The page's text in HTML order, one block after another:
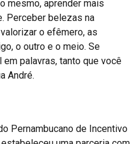
mesmo, aprender mais
Perceber belezas na
o efêmero, as
o outro e o meio. Se
palavras, tanto que você
André.
Pernambucano de Incentivo